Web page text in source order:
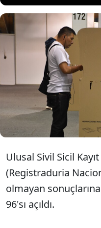
Kolombiya’da
seçiminin ilk
oranına
tura kaldı.
Petro ise
Ulusal Sivil Sicil Kayıt
(Registraduria
olmayan
96'sı açıldı.